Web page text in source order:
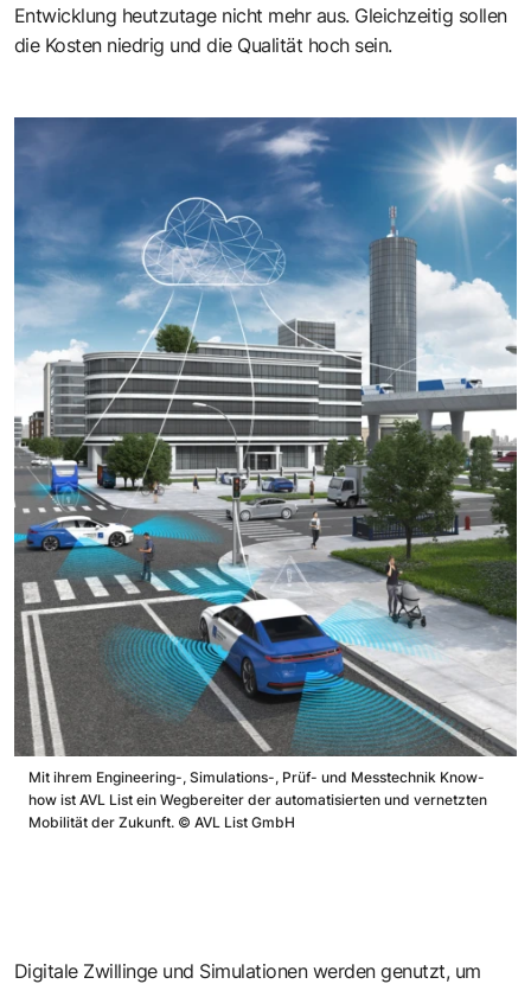
Entwicklung heutzutage nicht mehr aus. Gleichzeitig sollen
die Kosten niedrig und die Qualität hoch sein.
Mit ihrem Engineering-, Simulations-, Prüf- und Messtechnik Know-
how ist AVL List ein Wegbereiter der automatisierten und vernetzten
Mobilität der Zukunft. © AVL List GmbH
Digitale Zwillinge und Simulationen werden genutzt, um